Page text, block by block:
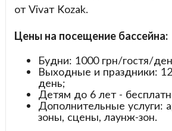
от Vivaт Kozak.
Цены на посещение бассейна:
Будни: 1000 грн/гостя/
Выходные и праздники:
день;
Детям до 6 лет -
Дополнительные услуги:
зоны, сцены, лаунж-зон.